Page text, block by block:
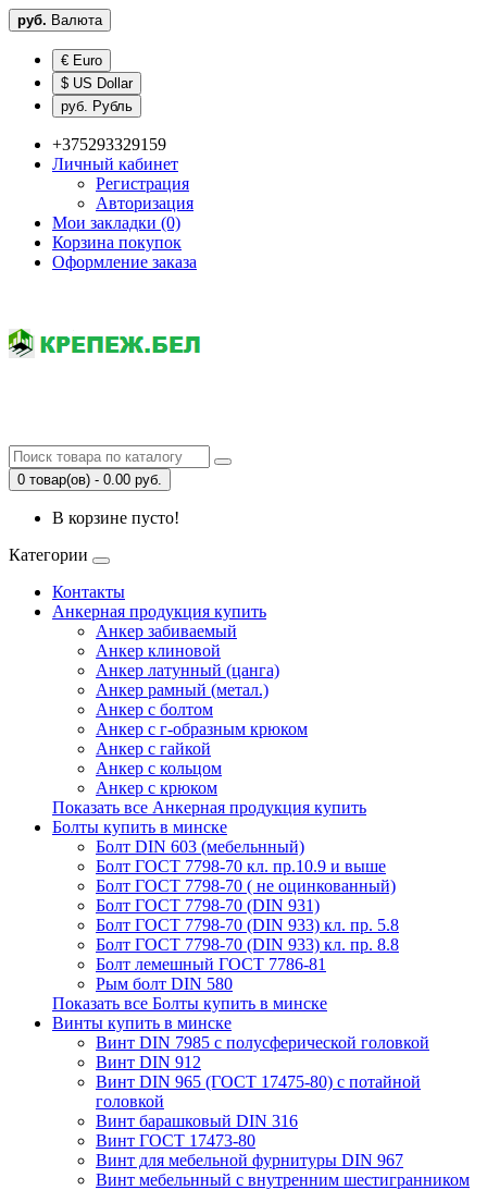
руб. Валюта
€ Euro
$ US Dollar
руб. Рубль
+375293329159
Личный кабинет
Регистрация
Авторизация
Мои закладки (0)
Корзина покупок
Оформление заказа
0 товар(ов) - 0.00 руб.
В корзине пусто!
Категории
Контакты
Анкерная продукция купить
Анкер забиваемый
Анкер клиновой
Анкер латунный (цанга)
Анкер рамный (метал.)
Анкер с болтом
Анкер с г-образным крюком
Анкер с гайкой
Анкер с кольцом
Анкер с крюком
Показать все Анкерная продукция купить
Болты купить в минске
Болт DIN 603 (мебельнный)
Болт ГОСТ 7798-70 кл. пр.10.9 и выше
Болт ГОСТ 7798-70 ( не оцинкованный)
Болт ГОСТ 7798-70 (DIN 931)
Болт ГОСТ 7798-70 (DIN 933) кл. пр. 5.8
Болт ГОСТ 7798-70 (DIN 933) кл. пр. 8.8
Болт лемешный ГОСТ 7786-81
Рым болт DIN 580
Показать все Болты купить в минске
Винты купить в минске
Винт DIN 7985 с полусферической головкой
Винт DIN 912
Винт DIN 965 (ГОСТ 17475-80) с потайной
головкой
Винт барашковый DIN 316
Винт ГОСТ 17473-80
Винт для мебельной фурнитуры DIN 967
Винт мебельнный с внутренним шестигранником